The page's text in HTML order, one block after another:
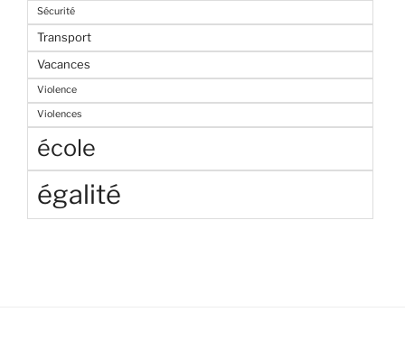
Sécurité
Transport
Vacances
Violence
Violences
école
égalité